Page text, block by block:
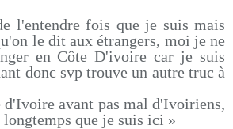
l'entendre fois que je suis mais
le dit aux étrangers, moi je ne
en Côte D'ivoire car je suis
donc svp trouve un autre truc à
d'Ivoire avant pas mal d'Ivoiriens,
que je suis ici »